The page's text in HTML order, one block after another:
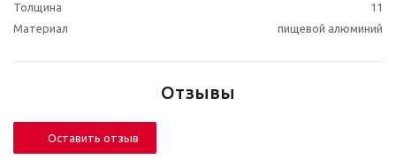
Толщина
11
Материал
пищевой алюминий
Отзывы
Оставить отзыв